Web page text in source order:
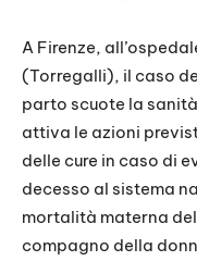
LINK
EMBED
A Firenze,
(Torregalli), il caso
parto scuote la
attiva le azioni
delle cure in caso di
decesso al sistema
mortalità materna
compagno della